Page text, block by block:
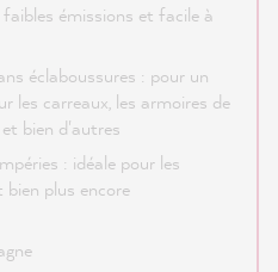
émissions et facile à
éclaboussures : pour un
les carreaux, les armoires de
bien d'autres
: idéale pour les
bien plus encore